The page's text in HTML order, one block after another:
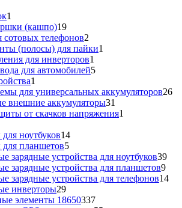
1
товар(кашпо)1919
товаров
телефонов2
товара
(полосы) для пайки1
для инверторов1
товар
для автомобилей55
1
товар
для универсальных аккумуляторов2626
внешние аккумуляторы31
товар
от скачков напряжения1
ноутбуков1414
планшетов55
товаров
зарядные устройства для ноутбуков3939
зарядные устройства для планшетов99
зарядные устройства для телефонов1414
инверторы2929
товаров
элементы 18650337337